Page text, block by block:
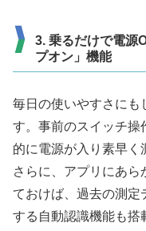
3. 乗るだけで電源
プオン」機能
毎日の使いやすさにも
す。事前のスイッチ操
的に電源が入り素早く
さらに、アプリにあら
ておけば、過去の測定
する自動認識機能も搭